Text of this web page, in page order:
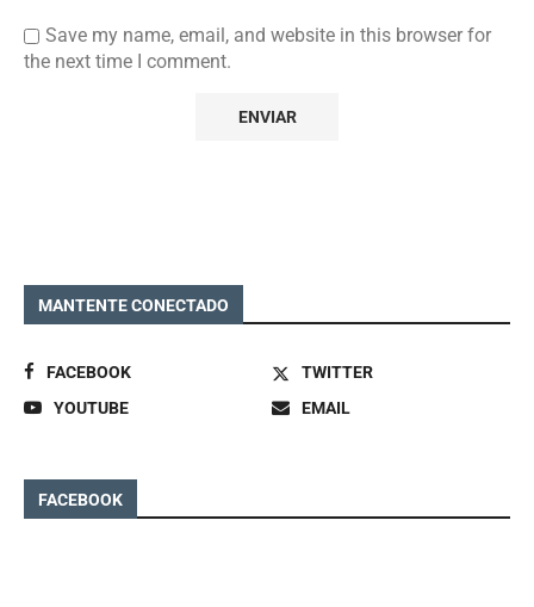
Save my name, email, and website in this browser for
the next time I comment.
MANTENTE CONECTADO
FACEBOOK
TWITTER
YOUTUBE
EMAIL
FACEBOOK